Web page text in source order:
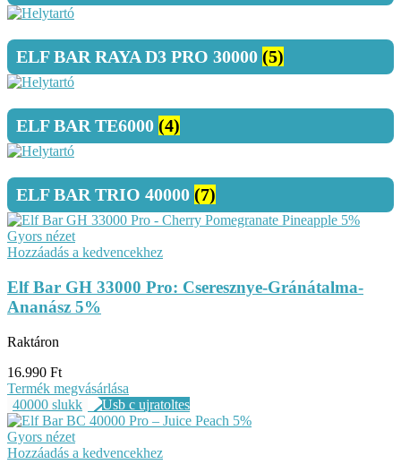
ELF BAR RAYA D3 PRO 30000 (5)
ELF BAR TE6000 (4)
ELF BAR TRIO 40000 (7)
Gyors nézet
Hozzáadás a kedvencekhez
Elf Bar GH 33000 Pro: Cseresznye-Gránátalma-
Ananász 5%
Raktáron
16.990 Ft
Termék megvásárlása
40000 slukk
Gyors nézet
Hozzáadás a kedvencekhez